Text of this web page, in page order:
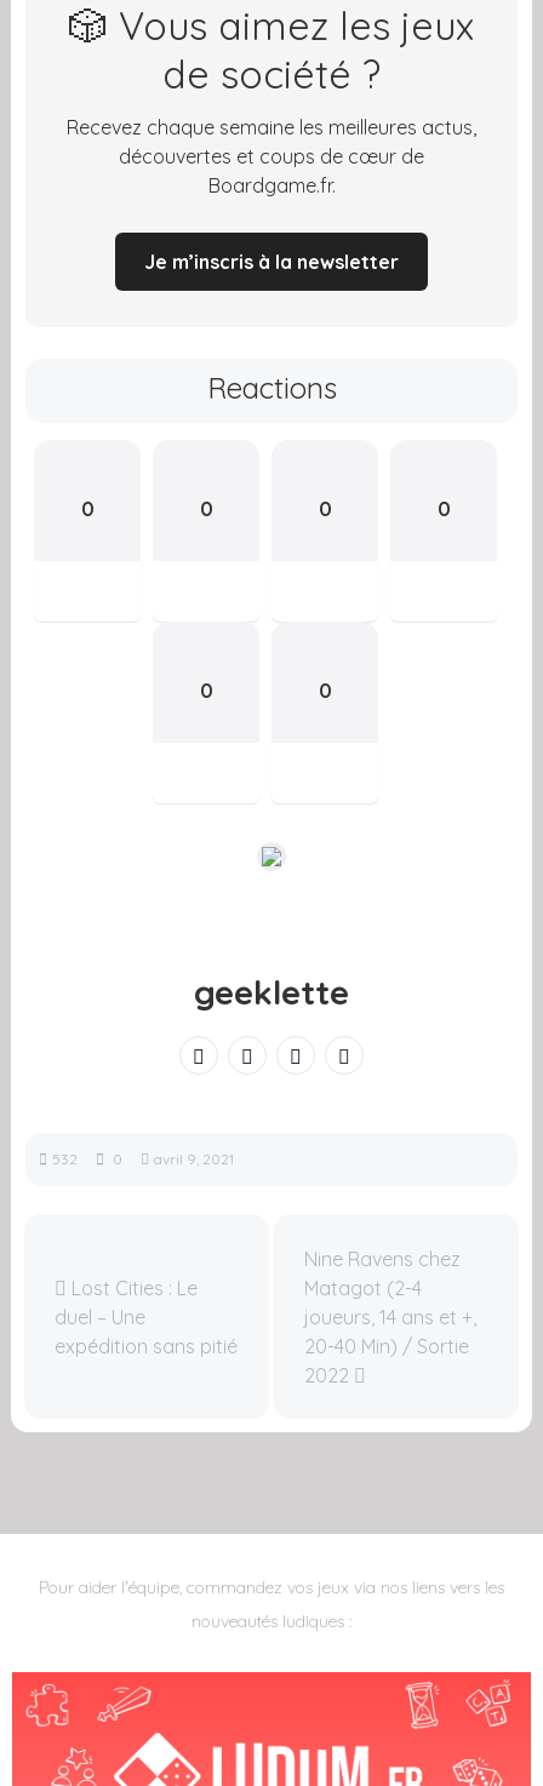
🎲 Vous aimez les jeux
de société ?
Recevez chaque semaine les meilleures actus,
découvertes et coups de cœur de
Boardgame.fr.
Je m’inscris à la newsletter
Reactions
0 0 0 0
0 0
geeklette
532 0 avril 9, 2021
Lost Cities : Le
duel – Une
expédition sans pitié
Nine Ravens chez
Matagot (2-4
joueurs, 14 ans et +,
20-40 Min) / Sortie
2022
Pour aider l'équipe, commandez vos jeux via nos liens vers les
nouveautés ludiques :